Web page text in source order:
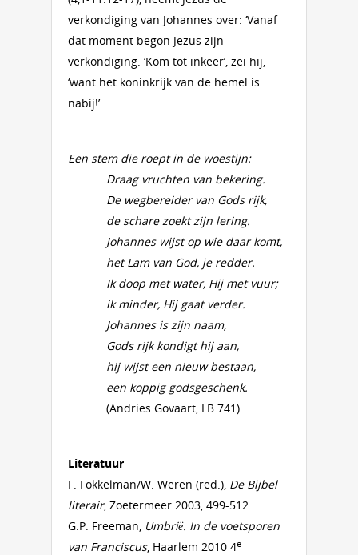
verkondiging van Johannes over: ‘Vanaf
dat moment begon Jezus zijn
verkondiging. ‘Kom tot inkeer’, zei hij,
‘want het koninkrijk van de hemel is
nabij!’
Een stem die roept in de woestijn:
Draag vruchten van bekering.
De wegbereider van Gods rijk,
de schare zoekt zijn lering.
Johannes wijst op wie daar komt,
het Lam van God, je redder.
Ik doop met water, Hij met vuur;
ik minder, Hij gaat verder.
Johannes is zijn naam,
Gods rijk kondigt hij aan,
hij wijst een nieuw bestaan,
een koppig godsgeschenk.
(Andries Govaart, LB 741)
Literatuur
F. Fokkelman/W. Weren (red.), De Bijbel
literair, Zoetermeer 2003, 499-512
G.P. Freeman, Umbrië. In de voetsporen
van Franciscus, Haarlem 2010 4e